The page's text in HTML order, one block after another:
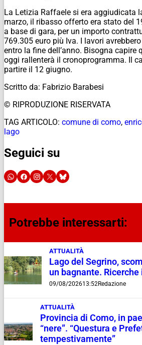
La Letizia Raffaele si era aggiudicata
marzo, il ribasso offerto era stato del
a base di gara, per un importo
769.305 euro più Iva. I lavori
entro la fine dell’anno. Bisogna capire
oggi rallenterà il cronoprogramma. Il
partire il 12 giugno.
Scritto da: Fabrizio Barabesi
© RIPRODUZIONE RISERVATA
TAG ARTICOLO: comune di como,
lago
Seguici su
Potrebbe interessarti:
ATTUALITÀ
Lago del Segrino,
un bagnante. Ricerche
09/08/202613:52Redazione
ATTUALITÀ
Provincia di Como, in
“nere”. “Questura e
tempestivamente”